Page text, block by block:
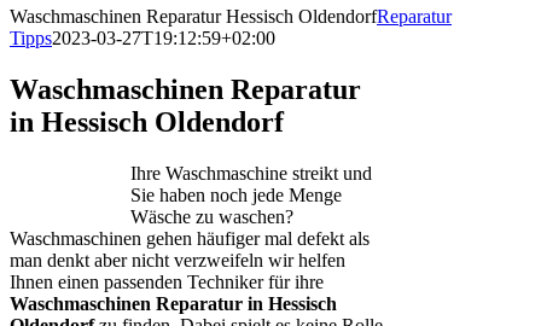
Waschmaschinen Reparatur Hessisch OldendorfReparatur
Tipps2023-03-27T19:12:59+02:00
Waschmaschinen Reparatur
in Hessisch Oldendorf
Ihre Waschmaschine streikt und
Sie haben noch jede Menge
Wäsche zu waschen?
Waschmaschinen gehen häufiger mal defekt als
man denkt aber nicht verzweifeln wir helfen
Ihnen einen passenden Techniker für ihre
Waschmaschinen Reparatur in Hessisch